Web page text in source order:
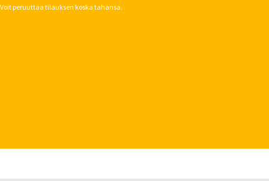
Voit peruuttaa tilauksen koska tahansa.